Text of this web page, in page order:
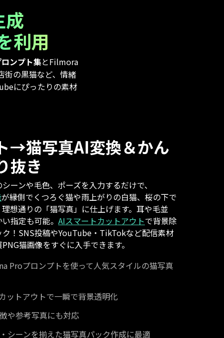
成
利用
ンプト集とFilmora
街の黒猫など、情緒
にぴったりの素材
→猫写真AI変換＆かん
抜き
ーンや毛色、ポーズを入力するだけで、
が縁側でくつろぐ猫や雨上がりの白猫、桜の下で
想通りの「猫写真」に仕上げます。耳や毛並
指定も可能。 AIスマートカットアウトで背景除
！SNS投稿やYouTube・TikTokなど配信素材
猫画像をすぐに入手できます。
Proプロンプトを使って人気スタイルの猫写真
ットアウトで一瞬で背景透明化
や参考写真にも対応
シーンを揃えた猫写真パック作成に最適